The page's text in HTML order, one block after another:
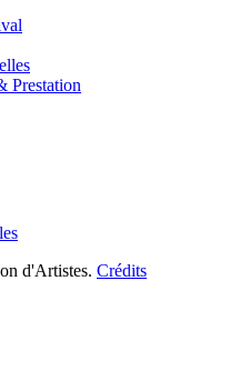
Prestation
d'Artistes. Crédits